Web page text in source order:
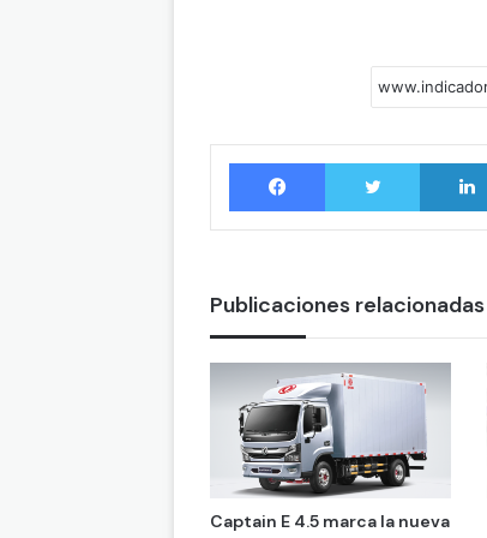
Facebook Twitter
Publicaciones relacionadas
Captain E 4.5 marca la nueva